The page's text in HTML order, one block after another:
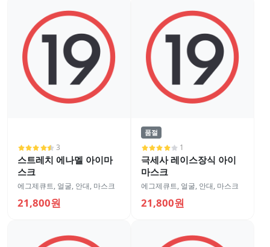
3
스트레치 에나멜 아이마
스크
에그제큐트, 얼굴, 안대, 마스크
21,800원
품절
1
극세사 레이스장식 아이
마스크
에그제큐트, 얼굴, 안대, 마스크
21,800원